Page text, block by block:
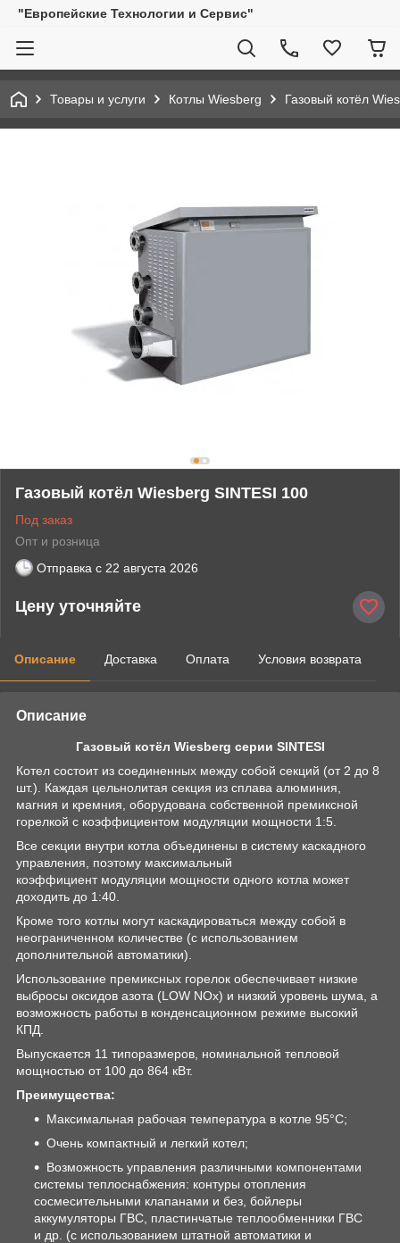
"Европейские Технологии и Сервис"
Товары и услуги Котлы Wiesberg Газовый котёл
Газовый котёл Wiesberg SINTESI 100
Под заказ
Опт и розница
Отправка с 22 августа 2026
Цену уточняйте
Описание Доставка Оплата Условия возврата
Описание
Газовый котёл Wiesberg серии SINTESI
Котел состоит из соединенных между собой секций (от 2 до 8
шт.). Каждая цельнолитая секция из сплава алюминия,
магния и кремния, оборудована собственной премиксной
горелкой с коэффициентом модуляции мощности 1:5.
Все секции внутри котла объединены в систему каскадного
управления, поэтому максимальный
коэффициент модуляции мощности одного котла может
доходить до 1:40.
Кроме того котлы могут каскадироваться между собой в
неограниченном количестве (с использованием
дополнительной автоматики).
Использование премиксных горелок обеспечивает низкие
выбросы оксидов азота (LOW NOx) и низкий уровень шума, а
возможность работы в конденсационном режиме высокий
КПД.
Выпускается 11 типоразмеров, номинальной тепловой
мощностью от 100 до 864 кВт.
Преимущества:
Максимальная рабочая температура в котле 95°C;
Очень компактный и легкий котел;
Возможность управления различными компонентами
системы теплоснабжения: контуры отопления
сосмесительными клапанами и без, бойлеры
аккумуляторы ГВС, пластинчатые теплообменники ГВС
и др. (с использованием штатной автоматики и